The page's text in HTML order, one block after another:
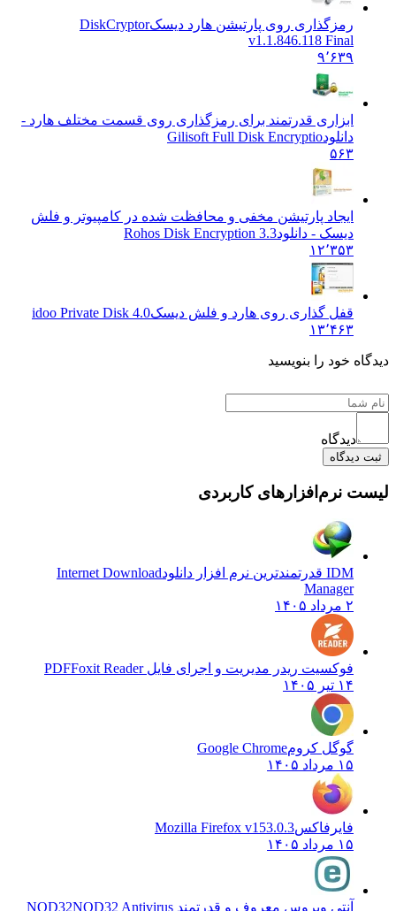
رمزگذاری روی پارتیشن هارد دیسکDiskCryptor
v1.1.846.118 Final
۹٬۶۳۹
ابزاری قدرتمند برای رمزگذاری روی قسمت مختلف هارد -
Gilisoft Full Disk Encryptio
ایجاد پارتیشن مخفی و محافظت شده در کامپیوتر و فلش
دیسک - دانلود Rohos Disk Encryption 3.3
۱۲٬۳۵۳
قفل گذاری روی هارد و فلش دیسکidoo Private Disk 4.0
۱۳٬۴۶۳
خود را بنویسید
دیدگاه
نرم‌افزارهای کاربردی
Internet Download
Manager
فوکسیت ریدر مدیریت و اجرای فایل PDF Foxit Reader
گوگل کروم Google Chrome
فایرفاکسMozilla Firefox v153.0.3
آنتی ویروس معروف و قدرتمند NOD32 NOD32 Antivirus